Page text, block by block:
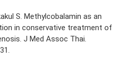
S. Methylcobalamin as an
in conservative treatment of
J Med Assoc Thai.